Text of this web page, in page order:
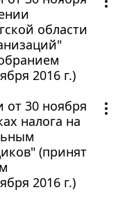
области
2016 г.)
от 30 ноября
налога на
(принят
2016 г.)